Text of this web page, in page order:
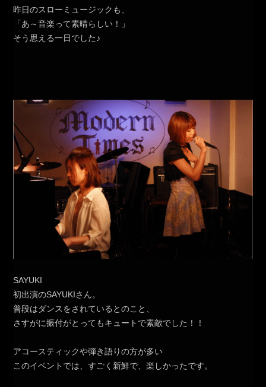
昨日のスローミュージックも、
「あ～音楽って素晴らしい！」
そう思える一日でした♪
SAYUKI
初出演のSAYUKIさん。
普段はダンスをされているとのこと、
さすがに振付がとってもキュートで素敵でした！！
アコースティックや弾き語りの方が多い
このイベントでは、すごく新鮮で、楽しかったです。